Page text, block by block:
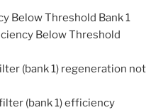
Below Threshold Bank 1
Below Threshold
(bank 1) regeneration not
(bank 1) efficiency